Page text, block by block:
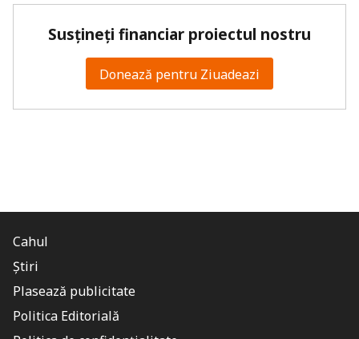
Susțineți financiar proiectul nostru
Donează pentru Ziuadeazi
Cahul
Știri
Plasează publicitate
Politica Editorială